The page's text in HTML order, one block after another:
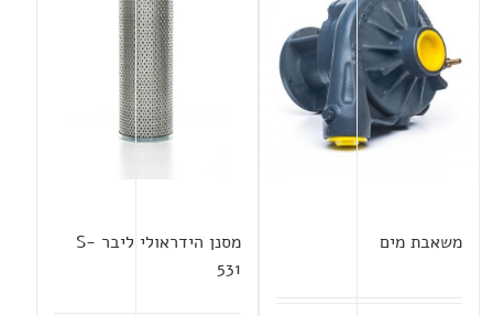
משאבת מים
מסנן הידראולי ליבר S-
531